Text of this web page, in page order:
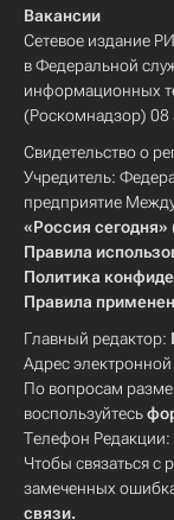
Вакансии
Сетевое издание
в Федеральной
информационных
(Роскомнадзор) 08
Свидетельство о
Учредитель:
предприятие
«Россия сегодня»
Правила
Политика
Правила
Главный редактор:
Адрес
По вопросам
воспользуйтесь
Телефон Редакции:
Чтобы связаться с
замеченных
связи.